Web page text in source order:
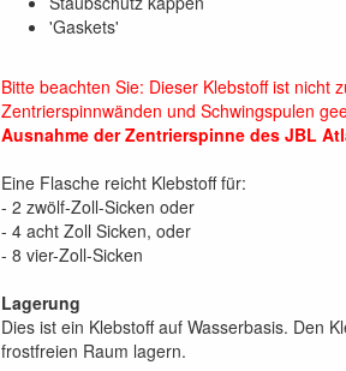
'Gaskets'
Bitte beachten Sie: Dieser Klebstoff ist nicht
Zentrierspinnwänden und Schwingspulen
Ausnahme der Zentrierspinne des JBL
Eine Flasche reicht Klebstoff für:
- 2 zwölf-Zoll-Sicken oder
- 4 acht Zoll Sicken, oder
- 8 vier-Zoll-Sicken
Lagerung
Dies ist ein Klebstoff auf Wasserbasis. Den
frostfreien Raum lagern.